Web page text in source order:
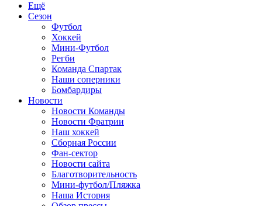
Ещё
Сезон
Футбол
Хоккей
Мини-Футбол
Регби
Команда Спартак
Наши соперники
Бомбардиры
Новости
Новости Команды
Новости Фратрии
Наш хоккей
Сборная России
Фан-cектор
Новости сайта
Благотворительность
Мини-футбол/Пляжка
Наша История